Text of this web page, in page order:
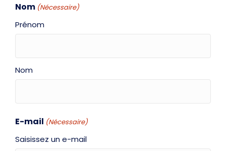
Nom (Nécessaire)
Prénom
Nom
E-mail (Nécessaire)
Saisissez un e-mail